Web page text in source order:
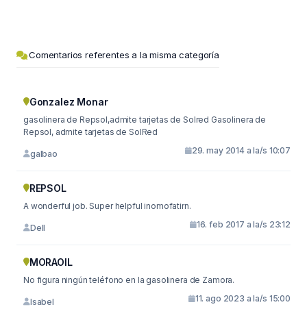
Comentarios referentes a la misma categoría
Gonzalez Monar
gasolinera de Repsol,admite tarjetas de Solred Gasolinera de
Repsol, admite tarjetas de SolRed
galbao 29. may 2014 a la/s 10:07
REPSOL
A wonderful job. Super helpful inomofatirn.
Dell 16. feb 2017 a la/s 23:12
MORAOIL
No figura ningún teléfono en la gasolinera de Zamora.
Isabel 11. ago 2023 a la/s 15:00